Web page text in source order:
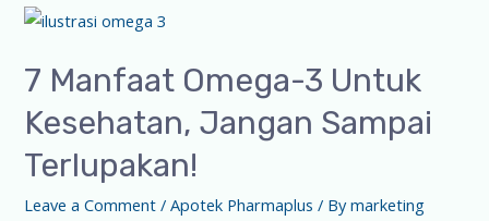
7 Manfaat Omega-3 Untuk
Kesehatan, Jangan Sampai
Terlupakan!
Leave a Comment /Apotek Pharmaplus / Bymarketing